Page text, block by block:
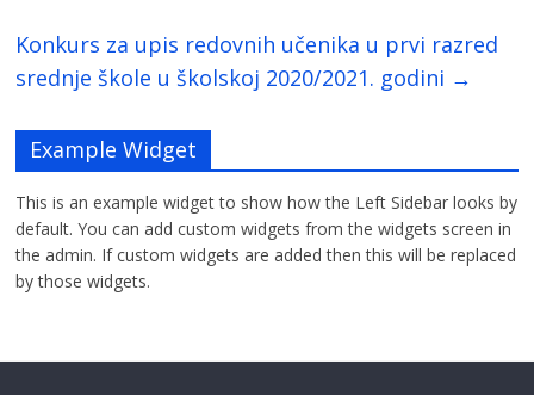
Konkurs za upis redovnih učenika u prvi razred
srednje škole u školskoj 2020/2021. godini →
Example Widget
This is an example widget to show how the Left Sidebar looks by
default. You can add custom widgets from the widgets screen in
the admin. If custom widgets are added then this will be replaced
by those widgets.